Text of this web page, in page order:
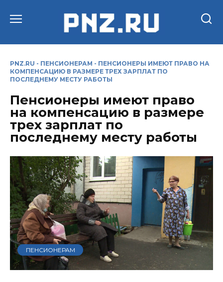
PNZ.RU - ПЕНСИОНЕРАМ - ПЕНСИОНЕРЫ ИМЕЮТ ПРАВО НА
КОМПЕНСАЦИЮ В РАЗМЕРЕ ТРЕХ ЗАРПЛАТ ПО
ПОСЛЕДНЕМУ МЕСТУ РАБОТЫ
Пенсионеры имеют право
на компенсацию в размере
трех зарплат по
последнему месту работы
ПЕНСИОНЕРАМ